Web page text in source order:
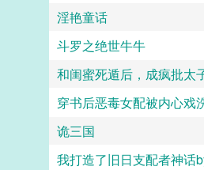
淫艳童话
斗罗之绝世牛牛
和闺蜜死遁后，成疯批太
穿书后恶毒女配被内心戏
诡三国